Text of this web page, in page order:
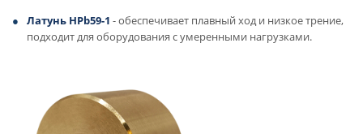
Латунь HPb59-1 - обеспечивает плавный ход и низкое трение,
подходит для оборудования с умеренными нагрузками.